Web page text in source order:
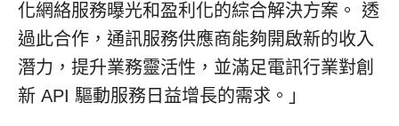
化網絡服務曝光和盈利化的綜合解決方案。 透
過此合作，通訊服務供應商能夠開啟新的收入
潛力，提升業務靈活性，並滿足電訊行業對創
新 API 驅動服務日益增長的需求。」